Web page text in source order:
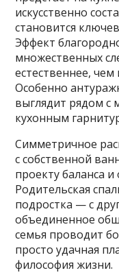
искусственно
становится
Эффект
множественных
естественнее,
Особенно
выглядит рядом с
кухонным
Симметричное
с собственной
проекту баланса
Родительская
подростка — с
объединенное
семья проводит
просто удачная
философия жизни.